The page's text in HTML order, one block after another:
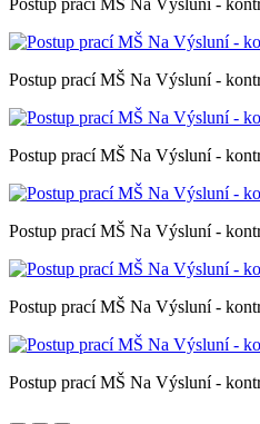
Postup prací MŠ Na Výsluní -
Postup prací MŠ Na Výsluní -
Postup prací MŠ Na Výsluní -
Postup prací MŠ Na Výsluní -
Postup prací MŠ Na Výsluní -